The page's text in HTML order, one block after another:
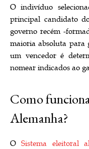
O indivíduo
principal candidato
governo recém -
maioria absoluta para
um vencedor é
nomear indicados ao
Como
Alemanha?
OSistema eleitoral